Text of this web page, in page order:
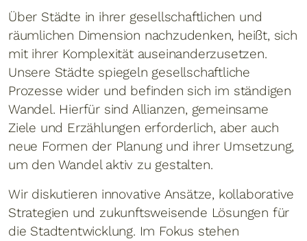
Über Städte in ihrer gesellschaftlichen und
räumlichen Dimension nachzudenken, heißt, sich
mit ihrer Komplexität auseinanderzusetzen.
Unsere Städte spiegeln gesellschaftliche
Prozesse wider und befinden sich im ständigen
Wandel. Hierfür sind Allianzen, gemeinsame
Ziele und Erzählungen erforderlich, aber auch
neue Formen der Planung und ihrer Umsetzung,
um den Wandel aktiv zu gestalten.
Wir diskutieren innovative Ansätze, kollaborative
Strategien und zukunftsweisende Lösungen für
die Stadtentwicklung. Im Fokus stehen